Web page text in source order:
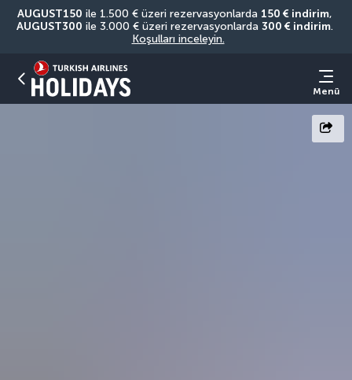
AUGUST150 ile 1.500 € üzeri rezervasyonlarda 150 € indirim
AUGUST300 ile 3.000 € üzeri rezervasyonlarda 300 € indirim
Koşulları inceleyin.
Menü